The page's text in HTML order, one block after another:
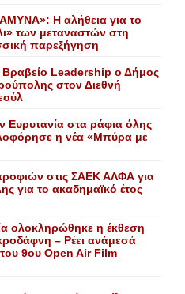
Η αλήθεια για το
των μεταναστών στη
παρεξήγηση
Bραβείο Leadership ο Δήμος
στον Διεθνή
Eυρυτανία στα ράφια όλης
η νέα «Μπύρα με
στις ΣΑΕΚ ΑΛΦΑ για
για το ακαδημαϊκό έτος
ολοκληρώθηκε η έκθεση
– Ρέει ανάμεσά
9ου Open Air Film